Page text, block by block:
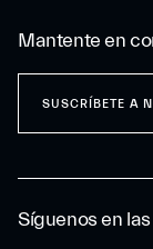
Síguenos en
Mantente en
SUSCRÍBETE A